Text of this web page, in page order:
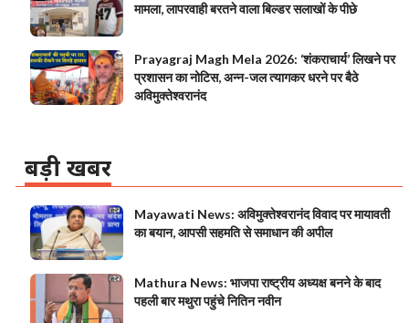
मामला, लापरवाही बरतने वाला बिल्डर सलाखों के पीछे
Prayagraj Magh Mela 2026: ‘शंकराचार्य’ लिखने पर
प्रशासन का नोटिस, अन्न-जल त्यागकर धरने पर बैठे
अविमुक्तेश्वरानंद
बड़ी खबर
Mayawati News: अविमुक्तेश्वरानंद विवाद पर मायावती
का बयान, आपसी सहमति से समाधान की अपील
Mathura News: भाजपा राष्ट्रीय अध्यक्ष बनने के बाद
पहली बार मथुरा पहुंचे नितिन नवीन